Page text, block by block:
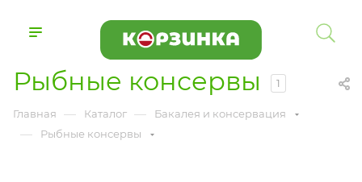
Рыбные консервы 1
Главная — Каталог — Бакалея и консервация
— Рыбные консервы